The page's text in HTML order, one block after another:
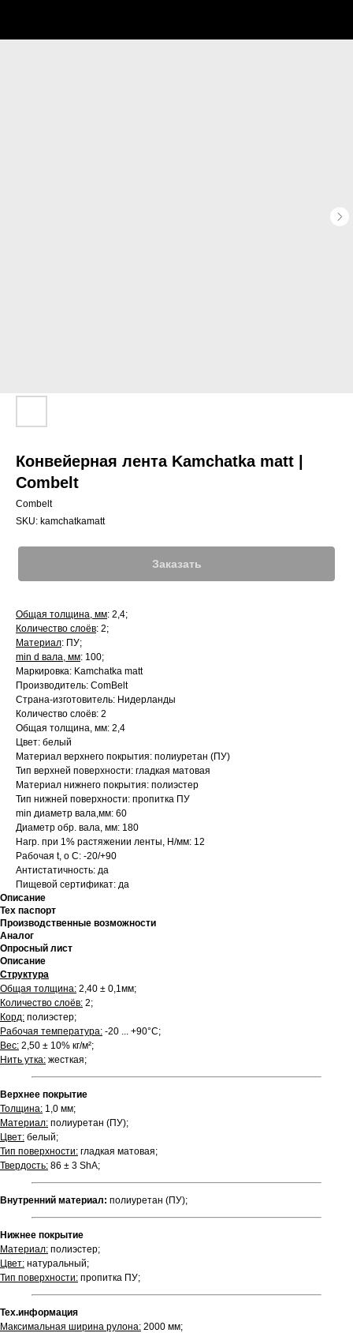
Конвейерная лента Kamchatka matt |
Combelt
Combelt
SKU: kamchatkamatt
Заказать
Общая толщина, мм: 2,4;
Количество слоёв: 2;
Материал: ПУ;
min d вала, мм: 100;
Маркировка: Kamchatka matt
Производитель: ComBelt
Страна-изготовитель: Нидерланды
Количество слоёв: 2
Общая толщина, мм: 2,4
Цвет: белый
Материал верхнего покрытия: полиуретан (ПУ)
Тип верхней поверхности: гладкая матовая
Материал нижнего покрытия: полиэстер
Тип нижней поверхности: пропитка ПУ
min диаметр вала,мм: 60
Диаметр обр. вала, мм: 180
Нагр. при 1% растяжении ленты, Н/мм: 12
Рабочая t, о С: -20/+90
Антистатичность: да
Пищевой сертификат: да
Описание
Тех паспорт
Производственные возможности
Аналог
Опросный лист
Описание
Структура
Общая толщина: 2,40 ± 0,1мм;
Количество слоёв: 2;
Корд: полиэстер;
Рабочая температура: -20 ... +90°С;
Вес: 2,50 ± 10% кг/м²;
Нить утка: жесткая;
Верхнее покрытие
Толщина: 1,0 мм;
Материал: полиуретан (ПУ);
Цвет: белый;
Тип поверхности: гладкая матовая;
Твердость: 86 ± 3 ShA;
Внутренний материал: полиуретан (ПУ);
Нижнее покрытие
Материал: полиэстер;
Цвет: натуральный;
Тип поверхности: пропитка ПУ;
Тех.информация
Максимальная ширина рулона: 2000 мм;